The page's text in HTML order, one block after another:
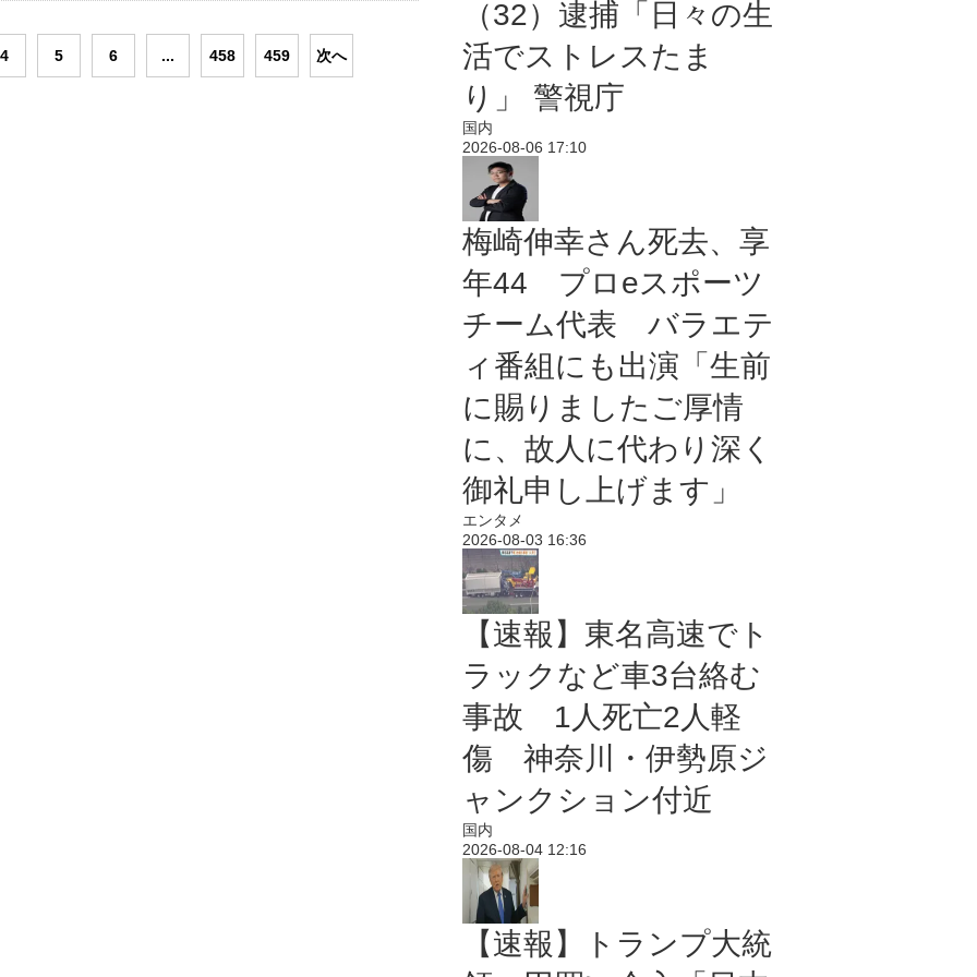
4 5 6 ... 458 459 次へ
（32）逮捕「日々の生
活でストレスたま
り」 警視庁
国内
2026-08-06 17:10
梅崎伸幸さん死去、享
年44 プロeスポーツ
チーム代表 バラエテ
ィ番組にも出演「生前
に賜りましたご厚情
に、故人に代わり深く
御礼申し上げます」
エンタメ
2026-08-03 16:36
【速報】東名高速でト
ラックなど車3台絡む
事故 1人死亡2人軽
傷 神奈川・伊勢原ジ
ャンクション付近
国内
2026-08-04 12:16
【速報】トランプ大統